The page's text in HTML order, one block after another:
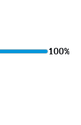
,
de piëzo-
in caravans
100%